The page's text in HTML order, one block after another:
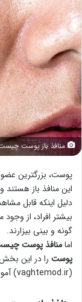
منافذ باز پوست
پوست، بزرگترین
این منافذ باز
دلیل اینکه قابل
بیشتر افراد، از
گونه و بینی بیزارند.
امامنافذ پوست
پوست را در این
(vaghtemod.ir) آموزش ببینید.